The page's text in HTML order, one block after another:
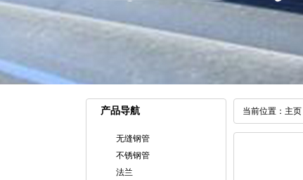
产品导航
无缝钢管
不锈钢管
法兰
当前位置： 主页